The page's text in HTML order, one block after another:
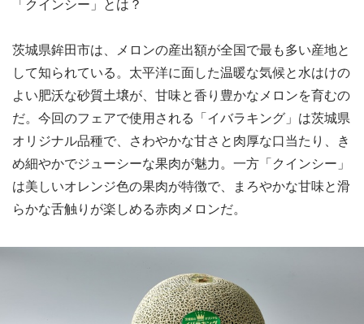
茨城県鉾田市は、メロンの産出額が全国で最も多い産地と
して知られている。太平洋に面した温暖な気候と水はけの
よい肥沃な砂質土壌が、甘味と香り豊かなメロンを育むの
だ。今回のフェアで使用される「イバラキング」は茨城県
オリジナル品種で、さわやかな甘さと肉厚な口当たり、き
め細やかでジューシーな果肉が魅力。一方「クインシー」
は美しいオレンジ色の果肉が特徴で、まろやかな甘味と滑
らかな舌触りが楽しめる赤肉メロンだ。